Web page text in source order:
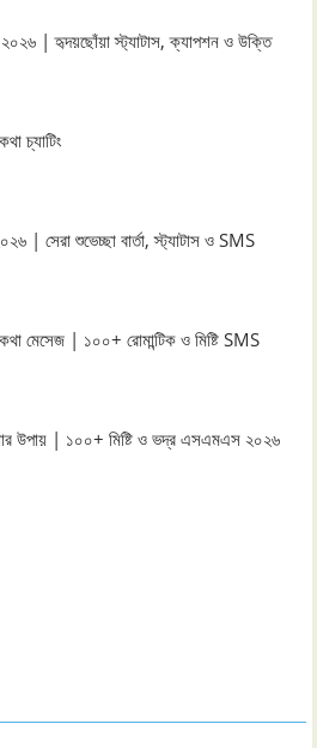
২০২৬ | হৃদয়ছোঁয়া স্ট্যাটাস, ক্যাপশন ও উক্তি
চ্যাটিং
| সেরা শুভেচ্ছা বার্তা, স্ট্যাটাস ও SMS
কথা মেসেজ | ১০০+ রোমান্টিক ও মিষ্টি SMS
উপায় | ১০০+ মিষ্টি ও ভদ্র এসএমএস ২০২৬